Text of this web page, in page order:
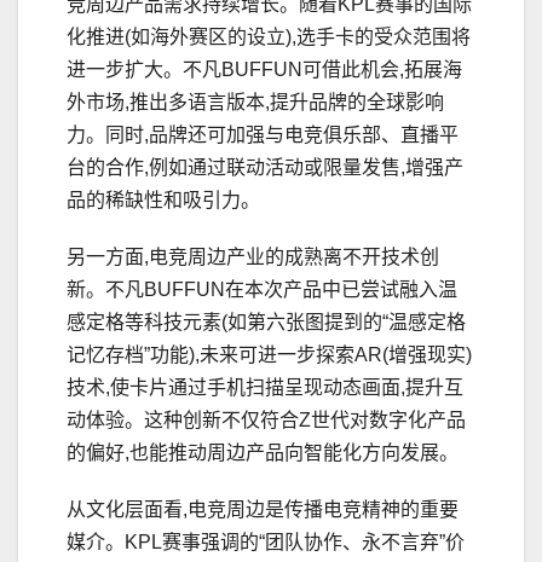
化推进(如海外赛区的设立),选手卡的受众范围将
进一步扩大。不凡BUFFUN可借此机会,拓展海
外市场,推出多语言版本,提升品牌的全球影响
力。同时,品牌还可加强与电竞俱乐部、直播平
台的合作,例如通过联动活动或限量发售,增强产
品的稀缺性和吸引力。
另一方面,电竞周边产业的成熟离不开技术创
新。不凡BUFFUN在本次产品中已尝试融入温
感定格等科技元素(如第六张图提到的“温感定格
记忆存档”功能),未来可进一步探索AR(增强现实)
技术,使卡片通过手机扫描呈现动态画面,提升互
动体验。这种创新不仅符合Z世代对数字化产品
的偏好,也能推动周边产品向智能化方向发展。
从文化层面看,电竞周边是传播电竞精神的重要
媒介。KPL赛事强调的“团队协作、永不言弃”价